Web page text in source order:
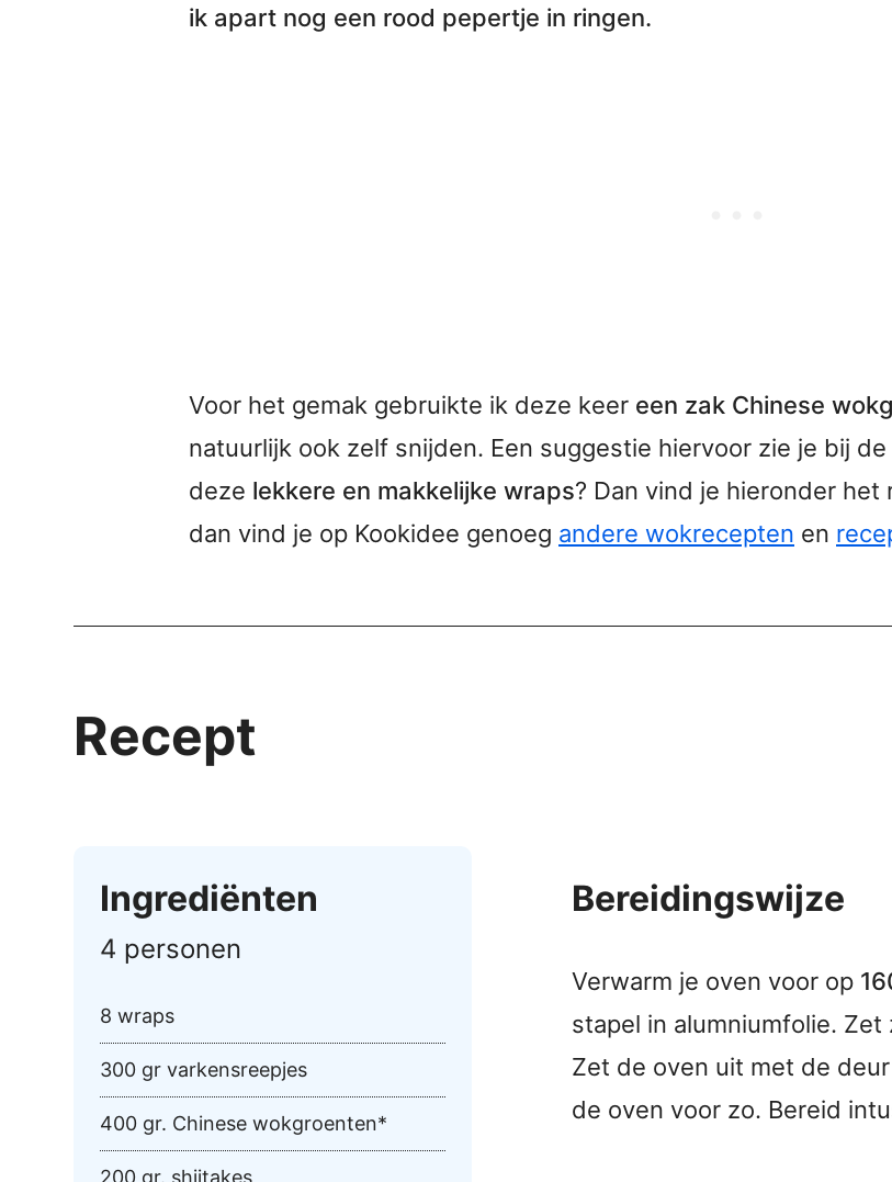
ik apart nog een rood pepertje in ringen.
Voor het gemak gebruikte ik deze keer een zak Chinese
natuurlijk ook zelf snijden. Een suggestie hiervoor zie je bij
deze lekkere en makkelijke wraps? Dan vind je hieronder
dan vind je op Kookidee genoeg andere wokrecepten en
Recept
Ingrediënten
4 personen
8 wraps
300 gr varkensreepjes
400 gr. Chinese wokgroenten*
200 gr. shiitakes
Bereidingswijze
Verwarm je oven voor op
stapel in alumniumfolie. Zet
Zet de oven uit met de
de oven voor zo. Bereid